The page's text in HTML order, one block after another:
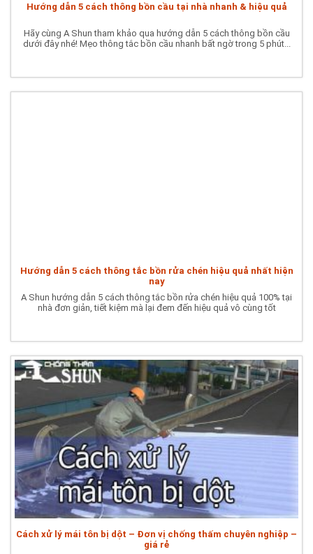
Hướng dẫn 5 cách thông bồn cầu tại nhà nhanh & hiệu quả
Hãy cùng A Shun tham khảo qua hướng dẫn 5 cách thông bồn cầu
dưới đây nhé! Mẹo thông tắc bồn cầu nhanh bất ngờ trong 5 phút...
Hướng dẫn 5 cách thông tắc bồn rửa chén hiệu quả nhất hiện
nay
A Shun hướng dẫn 5 cách thông tắc bồn rửa chén hiệu quả 100% tại
nhà đơn giản, tiết kiệm mà lại đem đến hiệu quả vô cùng tốt
Cách xử lý mái tôn bị dột – Đơn vị chống thấm chuyên nghiệp –
giá rẻ